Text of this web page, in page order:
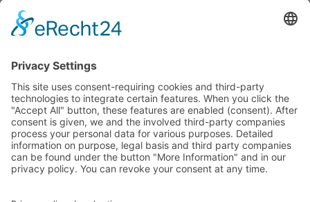
+39 340 4823701
info@mesner-hof.com
GALLERY
WEATHER
GUESTBOOK
GUEST REVIEWS
EVENTS